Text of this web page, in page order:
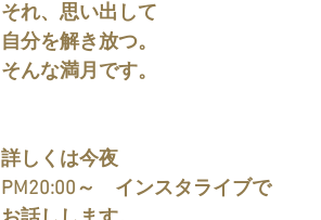
それ、思い出して
自分を解き放つ。
そんな満月です。
詳しくは今夜
PM20:00～　インスタライブで